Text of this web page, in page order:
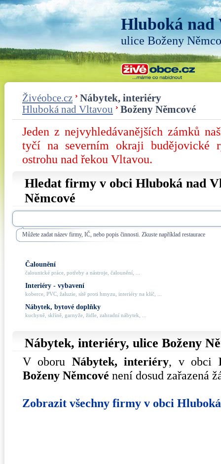
Hluboká nad
ulice Boženy
Živéobce.cz
Nábytek, interiéry
Hluboká nad Vltavou
Boženy Němcové
Jeden z nejvyhledávanějších zámků
tyčí na severním okraji budějovické
ostrohu nad řekou Vltavou.
Hledat firmy v obci Hluboká nad
Němcové
Můžete zadat název firmy, IČ, nebo popis činnosti. Zkuste například restaurace
Čalounění
čalounické práce, potřeby a nástroje, čalounění, ...
Interiéry - vybavení
koberce, PVC, žaluzie, sítě proti hmyzu, interiéry na klíč, ...
Nábytek, bytové doplňky
kuchyně, skříně, garnyže, židle, zahradní nábytek, ...
Nábytek, interiéry, ulice Boženy
V oboru Nábytek, interiéry, v obci
Boženy Němcové není dosud zařazená
Zobrazit všechny firmy v obci